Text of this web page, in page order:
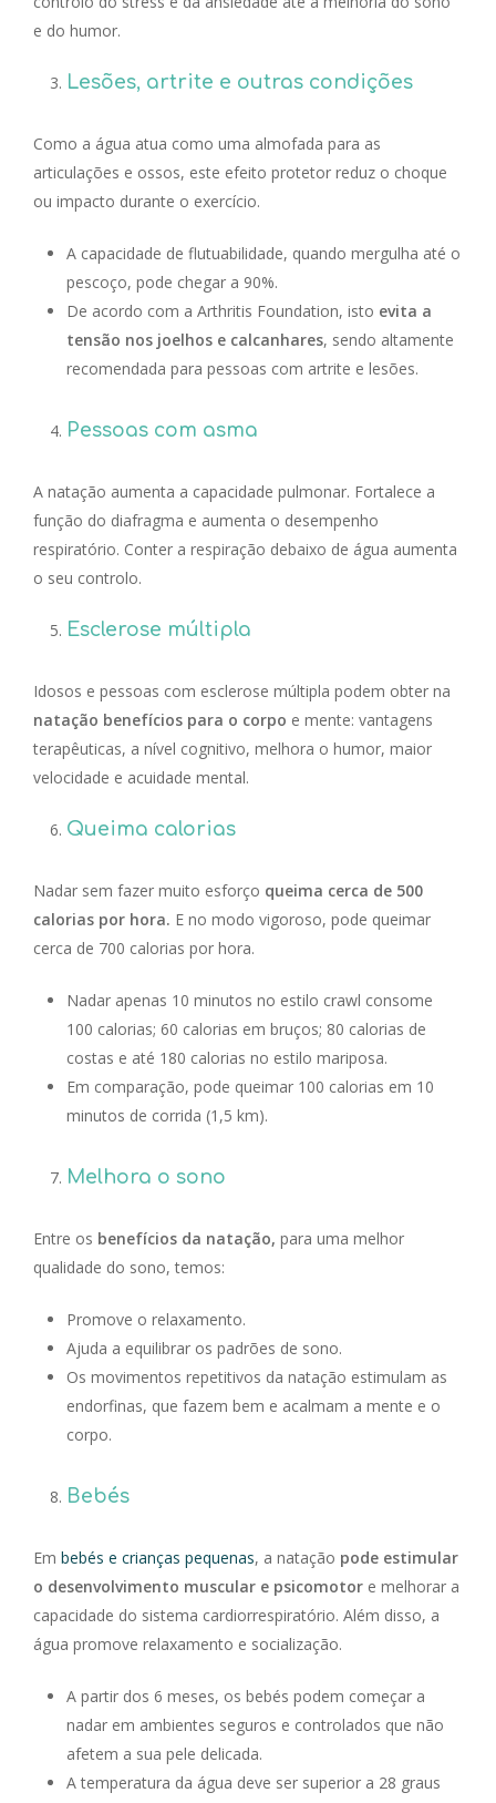
e do humor.
Lesões, artrite e outras condições
Como a água atua como uma almofada para as
articulações e ossos, este efeito protetor reduz o choque
ou impacto durante o exercício.
A capacidade de flutuabilidade, quando mergulha até o
pescoço, pode chegar a 90%.
De acordo com a Arthritis Foundation, isto evita a
tensão nos joelhos e calcanhares, sendo altamente
recomendada para pessoas com artrite e lesões.
Pessoas com asma
A natação aumenta a capacidade pulmonar. Fortalece a
função do diafragma e aumenta o desempenho
respiratório. Conter a respiração debaixo de água aumenta
o seu controlo.
Esclerose múltipla
Idosos e pessoas com esclerose múltipla podem obter na
natação benefícios para o corpo e mente: vantagens
terapêuticas, a nível cognitivo, melhora o humor, maior
velocidade e acuidade mental.
Queima calorias
Nadar sem fazer muito esforço queima cerca de 500
calorias por hora. E no modo vigoroso, pode queimar
cerca de 700 calorias por hora.
Nadar apenas 10 minutos no estilo crawl consome
100 calorias; 60 calorias em bruços; 80 calorias de
costas e até 180 calorias no estilo mariposa.
Em comparação, pode queimar 100 calorias em 10
minutos de corrida (1,5 km).
Melhora o sono
Entre os benefícios da natação, para uma melhor
qualidade do sono, temos:
Promove o relaxamento.
Ajuda a equilibrar os padrões de sono.
Os movimentos repetitivos da natação estimulam as
endorfinas, que fazem bem e acalmam a mente e o
corpo.
Bebés
Em bebés e crianças pequenas, a natação pode estimular
o desenvolvimento muscular e psicomotor e melhorar a
capacidade do sistema cardiorrespiratório. Além disso, a
água promove relaxamento e socialização.
A partir dos 6 meses, os bebés podem começar a
nadar em ambientes seguros e controlados que não
afetem a sua pele delicada.
A temperatura da água deve ser superior a 28 graus